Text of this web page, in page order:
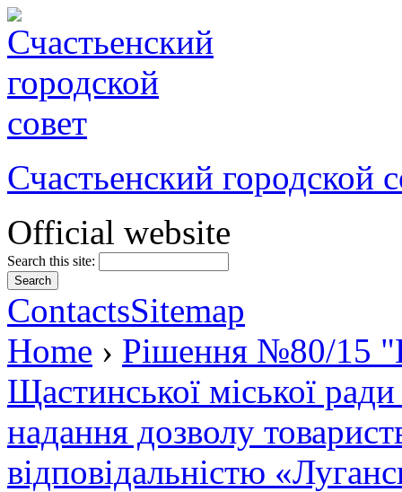
Счастьенский городской
Official website
Search this site:
ContactsSitemap
Home › Рішення №80/15
Щастинської міської
надання дозволу
відповідальністю